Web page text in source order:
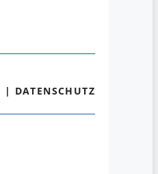
| DATENSCHUTZ